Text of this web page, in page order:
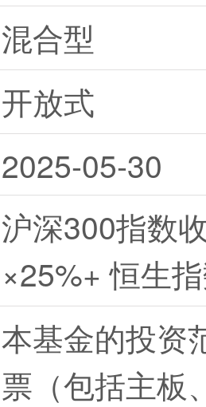
混合型
开放式
2025-05-30
沪深300指数
×25%+ 恒生
本基金的投资
票（包括主板